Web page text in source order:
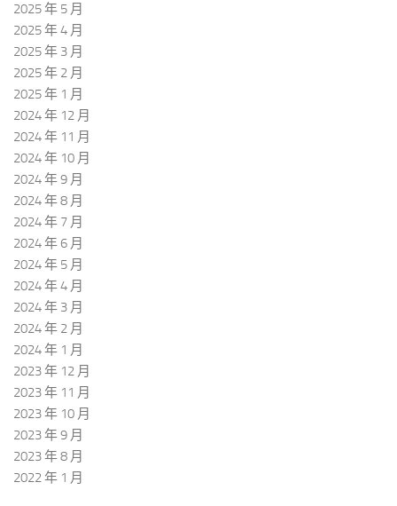
2025 年 5 月
2025 年 4 月
2025 年 3 月
2025 年 2 月
2025 年 1 月
2024 年 12 月
2024 年 11 月
2024 年 10 月
2024 年 9 月
2024 年 8 月
2024 年 7 月
2024 年 6 月
2024 年 5 月
2024 年 4 月
2024 年 3 月
2024 年 2 月
2024 年 1 月
2023 年 12 月
2023 年 11 月
2023 年 10 月
2023 年 9 月
2023 年 8 月
2022 年 1 月